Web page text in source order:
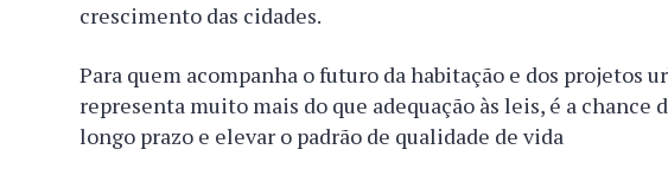
crescimento das cidades.
Para quem acompanha o futuro da habitação e dos projetos
representa muito mais do que adequação às leis, é a chance
longo prazo e elevar o padrão de qualidade de vida